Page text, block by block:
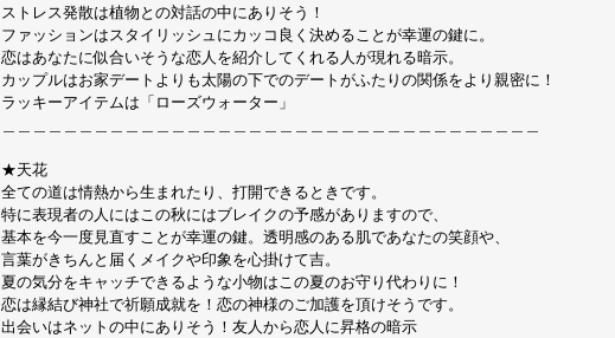
ストレス発散は植物との対話の中にありそう！
ファッションはスタイリッシュにカッコ良く決めることが幸運の鍵に。
恋はあなたに似合いそうな恋人を紹介してくれる人が現れる暗示。
カップルはお家デートよりも太陽の下でのデートがふたりの関係をより親密に！
ラッキーアイテムは「ローズウォーター」
★天花
全ての道は情熱から生まれたり、打開できるときです。
特に表現者の人にはこの秋にはブレイクの予感がありますので、
基本を今一度見直すことが幸運の鍵。透明感のある肌であなたの笑顔や、
言葉がきちんと届くメイクや印象を心掛けて吉。
夏の気分をキャッチできるような小物はこの夏のお守り代わりに！
恋は縁結び神社で祈願成就を！恋の神様のご加護を頂けそうです。
出会いはネットの中にありそう！友人から恋人に昇格の暗示